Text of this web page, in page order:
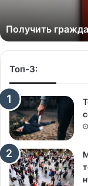
Получить
Топ-3: